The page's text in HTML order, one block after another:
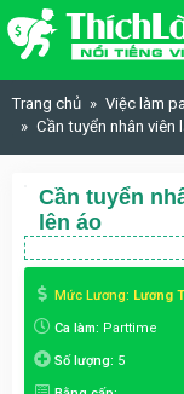
Skip to content
Trang chủ
Việc làm
Cần tuyển nhân viên
Cần tuyển
lên áo
Mức Lương: Lương
Ca làm: Parttime
Số lượng: 5